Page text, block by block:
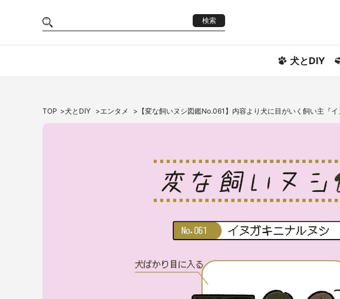
検索
犬とDIY
TOP 犬とDIY エンタメ 【変な飼いヌシ図鑑No.061】内容より犬に目がいく飼い主『イ